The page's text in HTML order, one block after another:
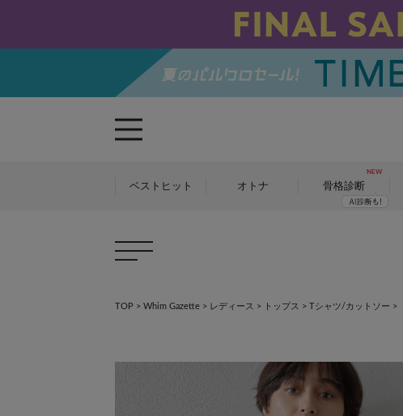
ベストヒット オトナ 骨格診断
TOP > Whim Gazette > レディース > トップス > Tシャツ/カットソー >